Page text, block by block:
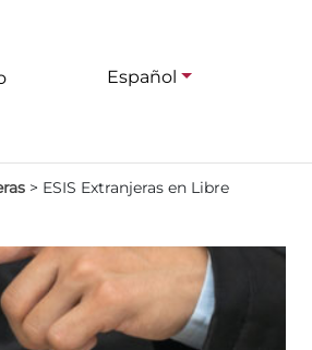
Español
> ESIS Extranjeras en Libre